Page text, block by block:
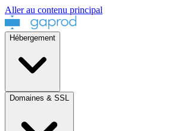
Aller au contenu principal
Hébergement
Domaines & SSL